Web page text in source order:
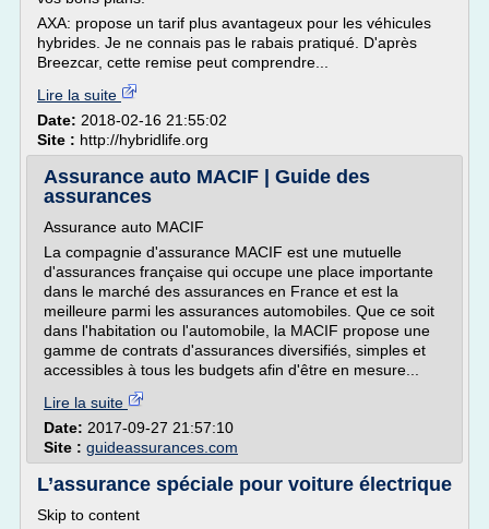
AXA: propose un tarif plus avantageux pour les véhicules
hybrides. Je ne connais pas le rabais pratiqué. D'après
Breezcar, cette remise peut comprendre...
Lire la suite
Date: 2018-02-16 21:55:02
Site : http://hybridlife.org
Assurance auto MACIF | Guide des
assurances
Assurance auto MACIF
La compagnie d'assurance MACIF est une mutuelle
d'assurances française qui occupe une place importante
dans le marché des assurances en France et est la
meilleure parmi les assurances automobiles. Que ce soit
dans l'habitation ou l'automobile, la MACIF propose une
gamme de contrats d'assurances diversifiés, simples et
accessibles à tous les budgets afin d'être en mesure...
Lire la suite
Date: 2017-09-27 21:57:10
Site : guideassurances.com
L’assurance spéciale pour voiture électrique
Skip to content